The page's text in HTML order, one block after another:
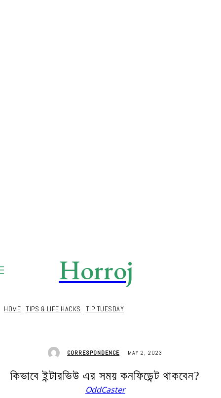
Horroj
HOME TIPS & LIFE HACKS TIP TUESDAY
CORRESPONDENCE MAY 2, 2023
কিভাবে ইন্টারভিউ এর সময় কনফিডেন্ট থাকবেন?
OddCaster